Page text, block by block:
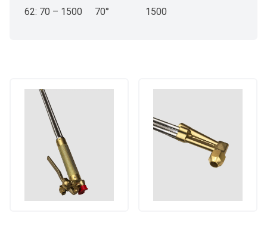
62: 70 – 1500
70° 1500